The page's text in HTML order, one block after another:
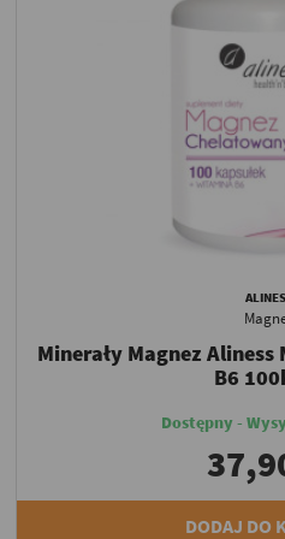
Minerały Magnez
B6
Dostępny -
DODAJ DO